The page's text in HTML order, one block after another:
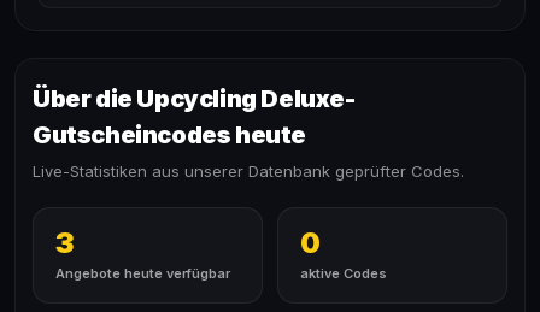
Über die Upcycling Deluxe-
Gutscheincodes heute
Live-Statistiken aus unserer Datenbank geprüfter Codes.
3
Angebote heute verfügbar
0
aktive Codes